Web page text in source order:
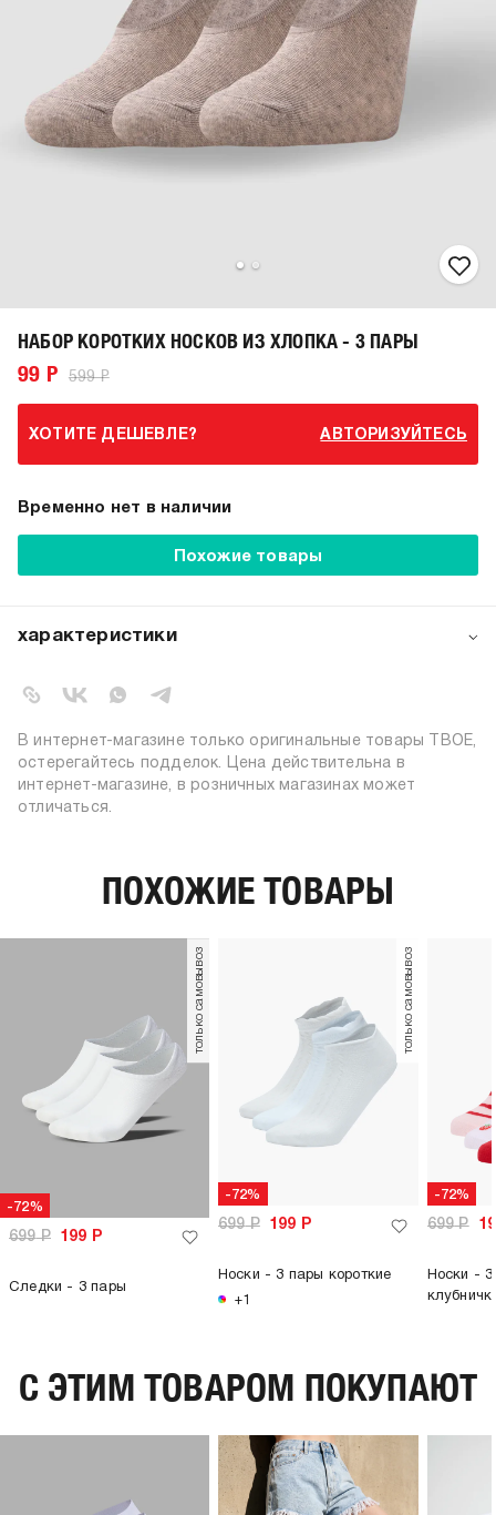
НАБОР КОРОТКИХ НОСКОВ ИЗ ХЛОПКА - 3 ПАРЫ
99 Р 599 Р
ХОТИТЕ ДЕШЕВЛЕ? АВТОРИЗУЙТЕСЬ
Временно нет в наличии
Похожие товары
характеристики
коллекция:
вид застежки:
резинка
цвет:
серый меланж
состав:
72% хлопок; 26% полиэстер; 2%
высота носков:
короткие
В интернет-магазине только оригинальные товары ТВОЕ,
остерегайтесь подделок. Цена действительна в
интернет-магазине, в розничных магазинах может
отличаться.
ПОХОЖИЕ ТОВАРЫ
-72%
только самовывоз
699Р 199 Р
Следки - 3 пары
-72%
только самовывоз
699Р 199 Р
Носки - 3 пары короткие
+1
-72%
699Р
Носки - 3
C ЭТИМ ТОВАРОМ ПОКУПАЮТ